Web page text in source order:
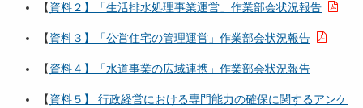
【資料２】「生活排水処理事業運営」作業部会状況報告
【資料３】「公営住宅の管理運営」作業部会状況報告
【資料４】「水道事業の広域連携」作業部会状況報告
【資料５】 行政経営における専門能力の確保に関するアンケ